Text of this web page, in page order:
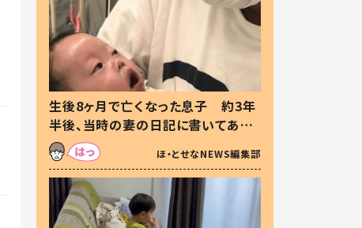
生後8ヶ月で亡くなった息子 約3年
半後、当時の妻の日記に書いてあっ
た本音とは
ほ・とせなNEWS編集部